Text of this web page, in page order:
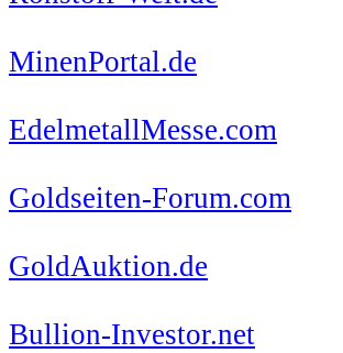
MinenPortal.de
EdelmetallMesse.com
Goldseiten-Forum.com
GoldAuktion.de
Bullion-Investor.net